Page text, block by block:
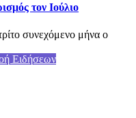
τον Ιούλιο
συνεχόμενο μήνα ο
Ειδήσεων